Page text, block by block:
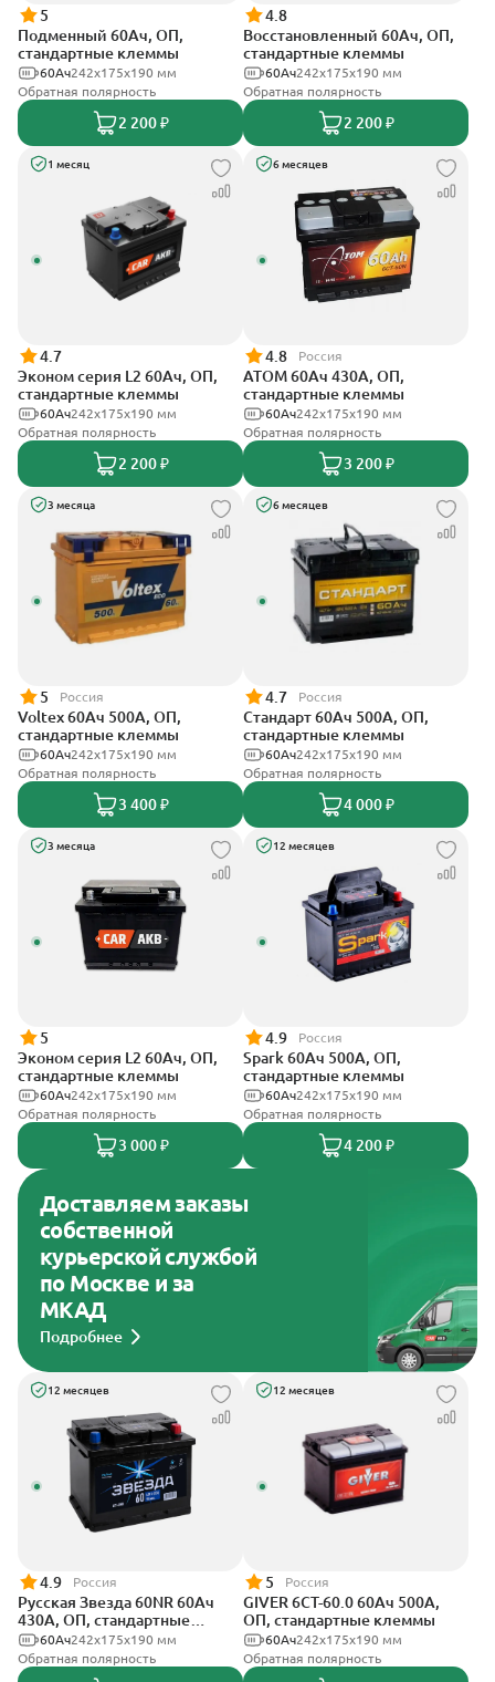
5
Подменный 60Ач, ОП,
стандартные клеммы
242х175х190 мм
60Ач
Обратная полярность
2 200 ₽
4.8
Восстановленный 60Ач, ОП,
стандартные клеммы
242х175х190 мм
60Ач
Обратная полярность
2 200 ₽
1 месяц
4.7
Эконом серия L2 60Ач, ОП,
стандартные клеммы
242х175х190 мм
60Ач
Обратная полярность
2 200 ₽
6 месяцев
4.8 Россия
АТОМ 60Ач 430А, ОП,
стандартные клеммы
242х175х190 мм
60Ач
Обратная полярность
3 200 ₽
3 месяца
5 Россия
Voltex 60Ач 500А, ОП,
стандартные клеммы
242х175х190 мм
60Ач
Обратная полярность
3 400 ₽
6 месяцев
4.7 Россия
Стандарт 60Ач 500А, ОП,
стандартные клеммы
242x175x190 мм
60Ач
Обратная полярность
4 000 ₽
3 месяца
5
Эконом серия L2 60Ач, ОП,
стандартные клеммы
242х175х190 мм
60Ач
Обратная полярность
3 000 ₽
12 месяцев
4.9 Россия
Spark 60Ач 500А, ОП,
стандартные клеммы
242х175х190 мм
60Ач
Обратная полярность
4 200 ₽
Доставляем заказы
собственной
курьерской службой
по Москве и за
МКАД
Подробнее
12 месяцев
4.9 Россия
Русская Звезда 60NR 60Ач
430А, ОП, стандартные
клеммы242x175x190 мм
60Ач
Обратная полярность
12 месяцев
5 Россия
GIVER 6СТ-60.0 60Ач 500А,
ОП, стандартные клеммы
242х175х190 мм
60Ач
Обратная полярность